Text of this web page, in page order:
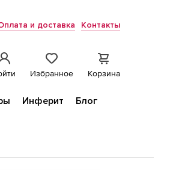
и доставка Контакты
Избранное Корзина
Инферит
Блог